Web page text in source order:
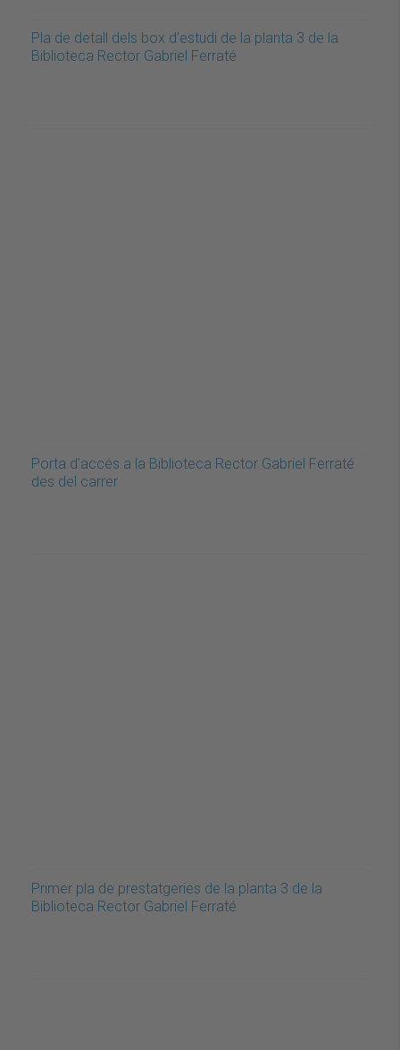
Pla de detall dels box d'estudi de la planta 3 de la
Biblioteca Rector Gabriel Ferraté
Porta d'accés a la Biblioteca Rector Gabriel Ferraté
des del carrer
Primer pla de prestatgeries de la planta 3 de la
Biblioteca Rector Gabriel Ferraté